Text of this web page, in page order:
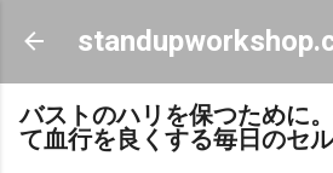
スキップしてメイン コン
バストのハリを保つために
て血行を良くする毎日のセ